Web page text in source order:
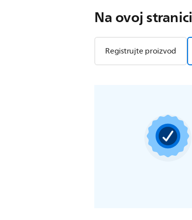
Na ovoj stranici
Registrujte proizvod